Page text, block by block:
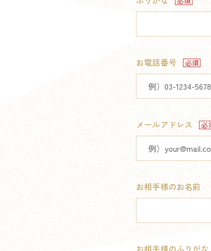
お電話番号
メールアドレス
お相手様のお名前
お相手様のふりがな